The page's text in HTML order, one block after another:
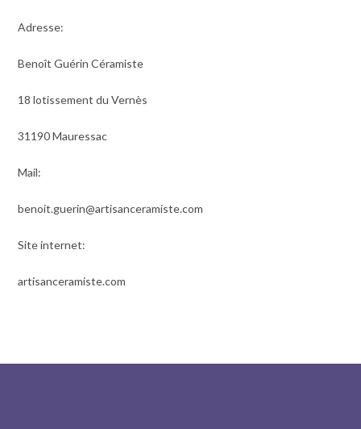
Adresse:
Benoît Guérin Céramiste
18 lotissement du Vernès
31190 Mauressac
Mail:
benoit.guerin@artisanceramiste.com
Site internet:
artisanceramiste.com